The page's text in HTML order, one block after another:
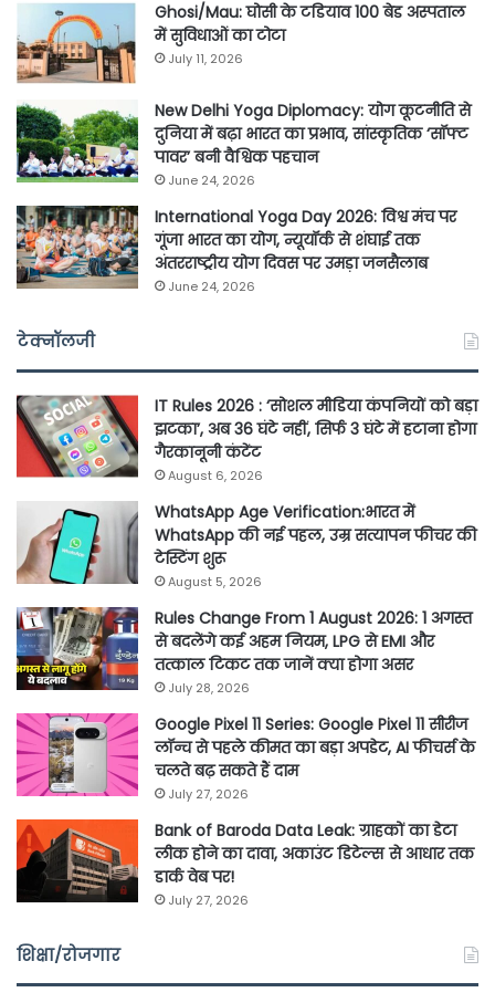
Ghosi/Mau: घोसी के टडियाव 100 बेड अस्पताल
में सुविधाओं का टोटा
July 11, 2026
New Delhi Yoga Diplomacy: योग कूटनीति से
दुनिया में बढ़ा भारत का प्रभाव, सांस्कृतिक ‘सॉफ्ट
पावर’ बनी वैश्विक पहचान
June 24, 2026
International Yoga Day 2026: विश्व मंच पर
गूंजा भारत का योग, न्यूयॉर्क से शंघाई तक
अंतरराष्ट्रीय योग दिवस पर उमड़ा जनसैलाब
June 24, 2026
टेक्नॉलजी
IT Rules 2026 : ‘सोशल मीडिया कंपनियों को बड़ा
झटका’, अब 36 घंटे नहीं, सिर्फ 3 घंटे में हटाना होगा
गैरकानूनी कंटेंट
August 6, 2026
WhatsApp Age Verification:भारत में
WhatsApp की नई पहल, उम्र सत्यापन फीचर की
टेस्टिंग शुरू
August 5, 2026
Rules Change From 1 August 2026: 1 अगस्त
से बदलेंगे कई अहम नियम, LPG से EMI और
तत्काल टिकट तक जानें क्या होगा असर
July 28, 2026
Google Pixel 11 Series: Google Pixel 11 सीरीज
लॉन्च से पहले कीमत का बड़ा अपडेट, AI फीचर्स के
चलते बढ़ सकते हैं दाम
July 27, 2026
Bank of Baroda Data Leak: ग्राहकों का डेटा
लीक होने का दावा, अकाउंट डिटेल्स से आधार तक
डार्क वेब पर!
July 27, 2026
शिक्षा/रोजगार